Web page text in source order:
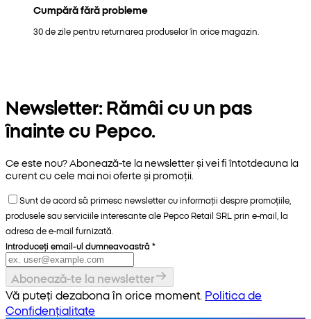
Cumpără fără probleme
30 de zile pentru returnarea produselor în orice magazin.
Newsletter: Rămâi cu un pas
înainte cu Pepco.
Ce este nou? Abonează-te la newsletter și vei fi întotdeauna la
curent cu cele mai noi oferte și promoții.
Sunt de acord să primesc newsletter cu informații despre promoțiile,
produsele sau serviciile interesante ale Pepco Retail SRL prin e-mail, la
adresa de e-mail furnizată.
Introduceți email-ul dumneavoastră *
Abonează-te la newsletter
Vă puteți dezabona în orice moment. Politica de
Confidențialitate